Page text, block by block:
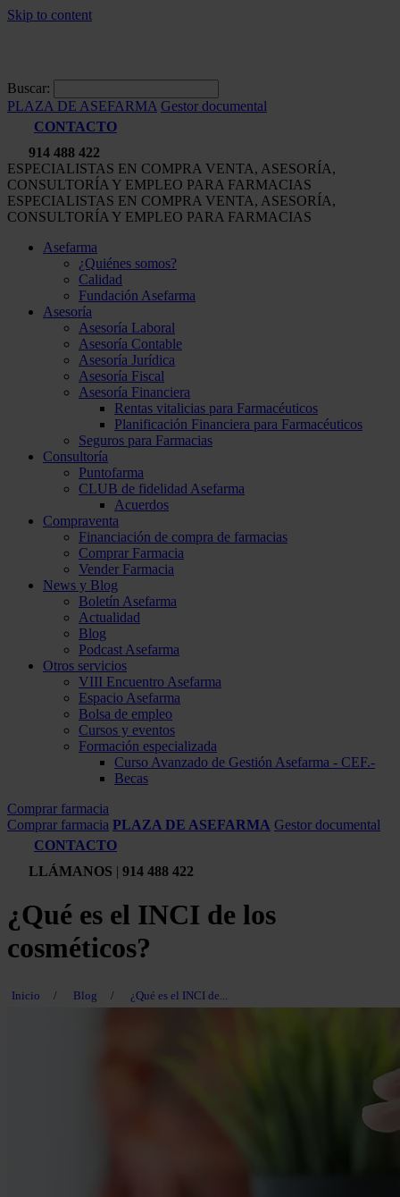
Skip to content
Buscar:
PLAZA DE ASEFARMA Gestor documental
CONTACTO
914 488 422
ESPECIALISTAS EN COMPRA VENTA, ASESORÍA,
CONSULTORÍA Y EMPLEO PARA FARMACIAS
ESPECIALISTAS EN COMPRA VENTA, ASESORÍA,
CONSULTORÍA Y EMPLEO PARA FARMACIAS
Asefarma
¿Quiénes somos?
Calidad
Fundación Asefarma
Asesoría
Asesoría Laboral
Asesoría Contable
Asesoría Jurídica
Asesoría Fiscal
Asesoría Financiera
Rentas vitalicias para Farmacéuticos
Planificación Financiera para Farmacéuticos
Seguros para Farmacias
Consultoría
Puntofarma
CLUB de fidelidad Asefarma
Acuerdos
Compraventa
Financiación de compra de farmacias
Comprar Farmacia
Vender Farmacia
News y Blog
Boletín Asefarma
Actualidad
Blog
Podcast Asefarma
Otros servicios
VIII Encuentro Asefarma
Espacio Asefarma
Bolsa de empleo
Cursos y eventos
Formación especializada
Curso Avanzado de Gestión Asefarma - CEF.-
Becas
Comprar farmacia
Comprar farmacia PLAZA DE ASEFARMA Gestor documental
CONTACTO
LLÁMANOS | 914 488 422
¿Qué es el INCI de los
cosméticos?
Inicio / Blog / ¿Qué es el INCI de...